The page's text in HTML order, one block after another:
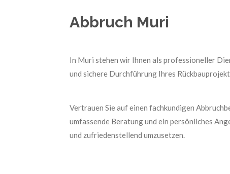
Abbruch Muri
In Muri stehen wir Ihnen als professioneller
und sichere Durchführung Ihres
Vertrauen Sie auf einen fachkundigen
umfassende Beratung und ein persönliches
und zufriedenstellend umzusetzen.